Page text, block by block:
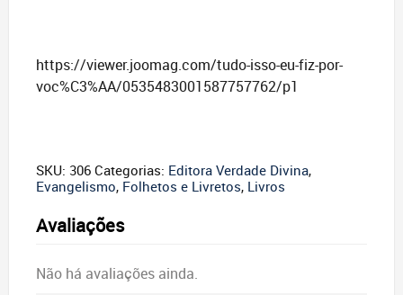
https://viewer.joomag.com/tudo-isso-eu-fiz-por-
voc%C3%AA/0535483001587757762/p1
SKU: 306 Categorias: Editora Verdade Divina,
Evangelismo, Folhetos e Livretos, Livros
Avaliações
Não há avaliações ainda.